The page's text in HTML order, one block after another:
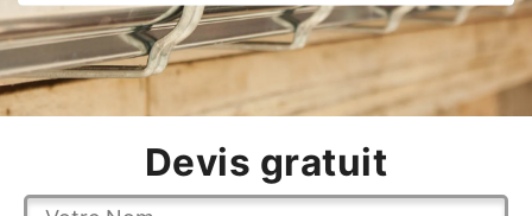
Devis gratuit